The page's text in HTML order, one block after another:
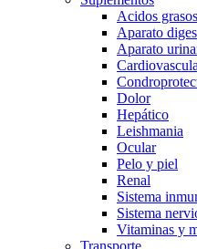
Acidos grasos
Aparato
Aparato
Dolor
Hepático
Leishmania
Ocular
Pelo y piel
Renal
Sistema
Sistema
Vitaminas y
Transporte